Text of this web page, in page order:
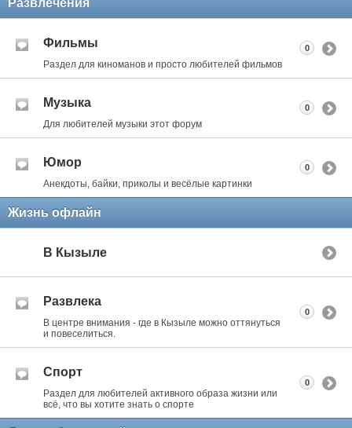
Фильмы
Раздел для киноманов и просто любителей фильмов
0
Музыка
Для любителей музыки этот форум
0
Юмор
Анекдоты, байки, приколы и весёлые картинки
0
Жизнь офлайн
В Кызыле
Развлека
В центре внимания - где в Кызыле можно оттянуться
и повеселиться.
0
Спорт
Раздел для любителей активного образа жизни или
всё, что вы хотите знать о спорте
0